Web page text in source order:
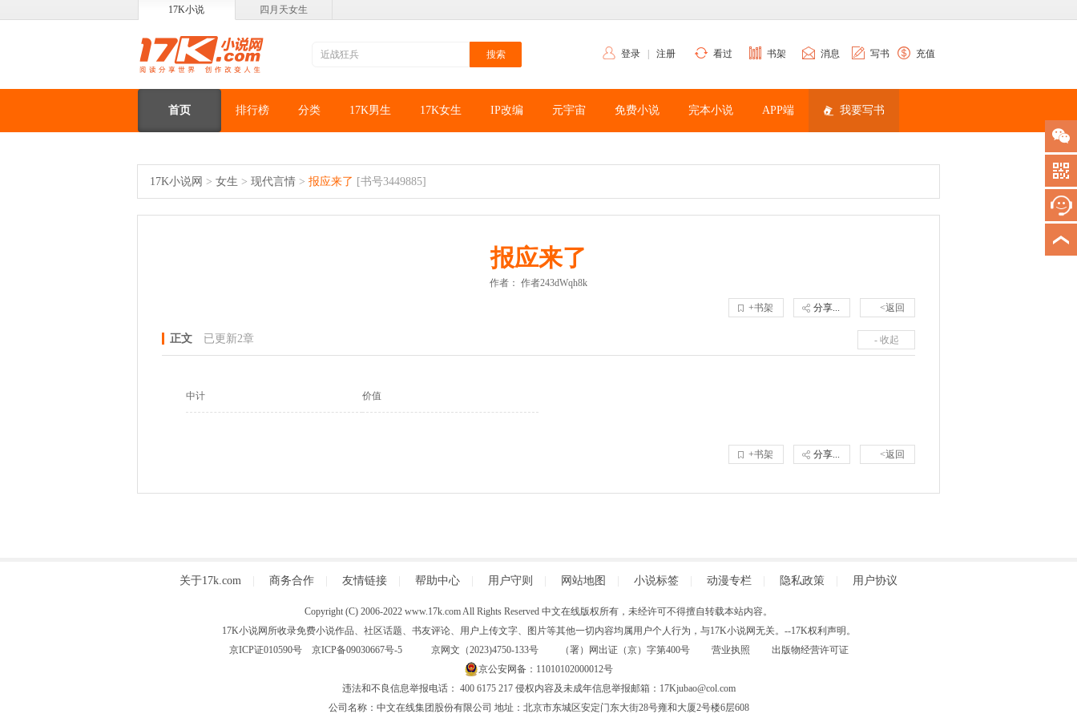
17K小说 四月天女生
登录 注册 看过 书架 消息 写书 充值
首页 排行榜 分类 17K男生 17K女生 IP改编 元宇宙 免费小说 完本小说 APP端 我要写书
17K小说网 > 女生 > 现代言情 > 报应来了 [书号3449885]
报应来了
作者： 作者243dWqh8k
<返回
分享...
+书架
- 收起
正文 已更新2章
中计 价值
<返回
分享...
+书架
关于17k.com 商务合作 友情链接 帮助中心 用户守则 网站地图 小说标签 动漫专栏 隐私政策 用户协议
Copyright (C) 2006-2022 www.17k.com All Rights Reserved 中文在线版权所有，未经许可不得擅自转载本站内容。
17K小说网所收录免费小说作品、社区话题、书友评论、用户上传文字、图片等其他一切内容均属用户个人行为，与17K小说网无关。--17K权利声明。
京ICP证010590号 京ICP备09030667号-5京网文（2023)4750-133号 （署）网出证（京）字第400号 营业执照
出版物经营许可证
京公安网备：11010102000012号
违法和不良信息举报电话： 400 6175 217 侵权内容及未成年信息举报邮箱：17Kjubao@col.com
公司名称：中文在线集团股份有限公司 地址：北京市东城区安定门东大街28号雍和大厦2号楼6层608